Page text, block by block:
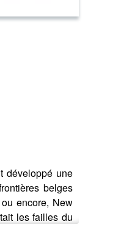
développé une
belges
encore, New
les failles du